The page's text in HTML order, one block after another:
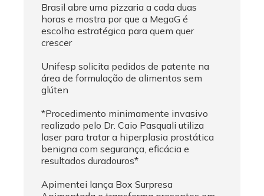
Brasil abre uma pizzaria a cada duas
horas e mostra por que a MegaG é
escolha estratégica para quem quer
crescer
Unifesp solicita pedidos de patente na
área de formulação de alimentos sem
glúten
*Procedimento minimamente invasivo
realizado pelo Dr. Caio Pasquali utiliza
laser para tratar a hiperplasia prostática
benigna com segurança, eficácia e
resultados duradouros*
Apimentei lança Box Surpresa